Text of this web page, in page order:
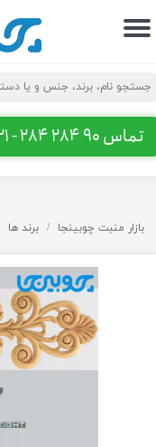
تماس 90 284 284 - 021
حساب کاربری من
تغییر گذر واژه
سفارشات
خروج از حساب کاربری
بازار منبت چوبینجا برند ها